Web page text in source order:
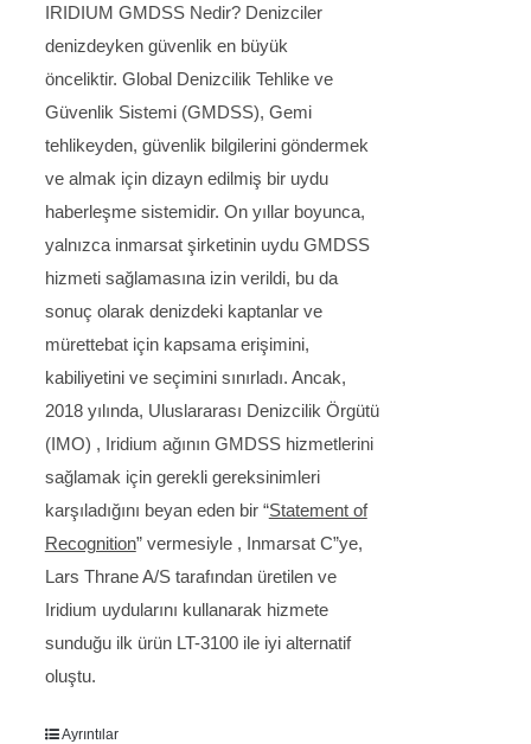
IRIDIUM GMDSS Nedir? Denizciler
denizdeyken güvenlik en büyük
önceliktir. Global Denizcilik Tehlike ve
Güvenlik Sistemi (GMDSS), Gemi
tehlikeyden, güvenlik bilgilerini göndermek
ve almak için dizayn edilmiş bir uydu
haberleşme sistemidir. On yıllar boyunca,
yalnızca inmarsat şirketinin uydu GMDSS
hizmeti sağlamasına izin verildi, bu da
sonuç olarak denizdeki kaptanlar ve
mürettebat için kapsama erişimini,
kabiliyetini ve seçimini sınırladı. Ancak,
2018 yılında, Uluslararası Denizcilik Örgütü
(IMO) , Iridium ağının GMDSS hizmetlerini
sağlamak için gerekli gereksinimleri
karşıladığını beyan eden bir “Statement of
Recognition” vermesiyle , Inmarsat C”ye,
Lars Thrane A/S tarafından üretilen ve
Iridium uydularını kullanarak hizmete
sunduğu ilk ürün LT-3100 ile iyi alternatif
oluştu.
Ayrıntılar